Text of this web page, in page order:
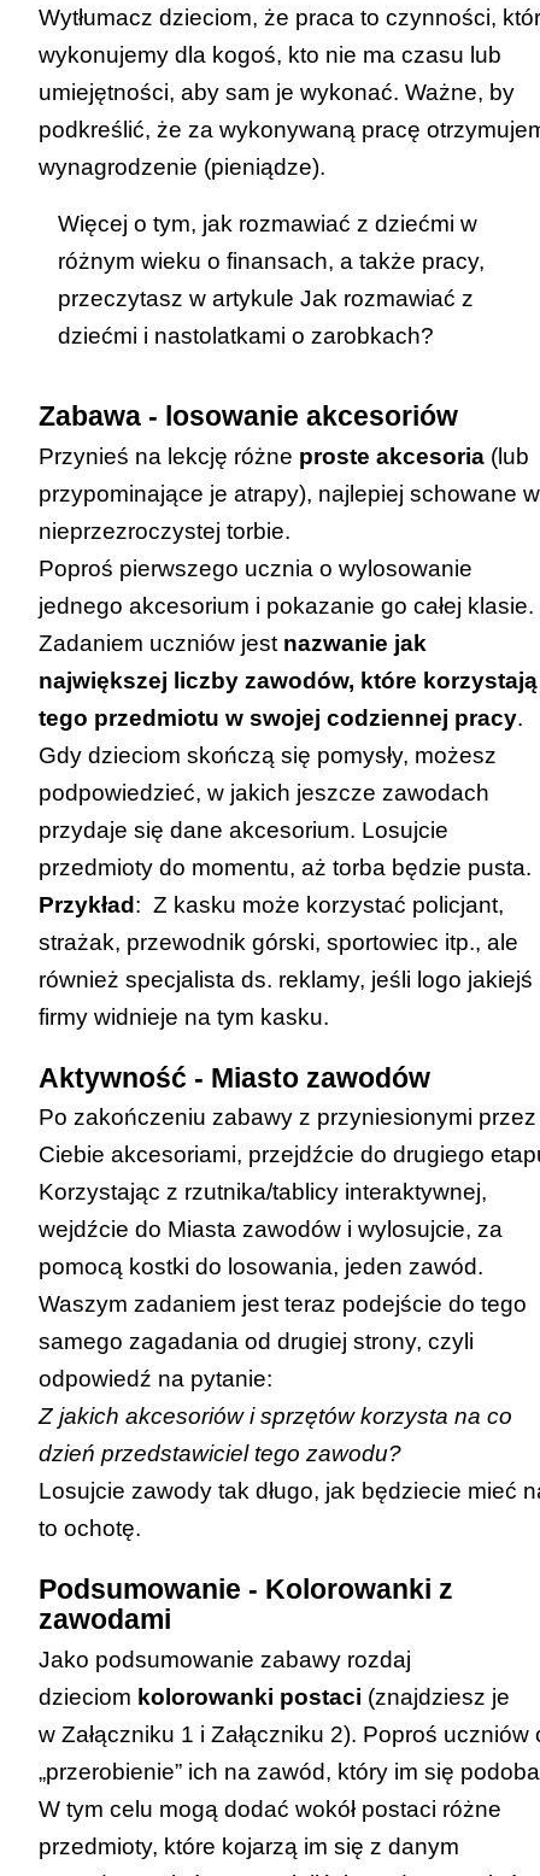
i niekonwencjonalny (2.4).
w którym funkcjonuje (2.4);
posługuje się przyborami i narzędziami
zgodnie z ich przeznaczeniem oraz w
sposób twórczy i niekonwencjonalny
(2.6).
Wytłumacz dzieciom, że praca to czynności,
wykonujemy dla kogoś, kto nie ma czasu lub
umiejętności, aby sam je wykonać. Ważne, by
podkreślić, że za wykonywaną pracę
wynagrodzenie (pieniądze).
Więcej o tym, jak rozmawiać z dziećmi w
różnym wieku o finansach, a także pracy,
przeczytasz w artykule Jak rozmawiać z
dziećmi i nastolatkami o zarobkach?
Zabawa - losowanie akcesoriów
Przynieś na lekcję różne proste akcesoria (lub
przypominające je atrapy), najlepiej schowane w
nieprzezroczystej torbie.
Poproś pierwszego ucznia o wylosowanie
jednego akcesorium i pokazanie go całej klasie.
Zadaniem uczniów jest nazwanie jak
największej liczby zawodów, które
tego przedmiotu w swojej codziennej pracy.
Gdy dzieciom skończą się pomysły, możesz
podpowiedzieć, w jakich jeszcze zawodach
przydaje się dane akcesorium. Losujcie
przedmioty do momentu, aż torba będzie pusta.
Przykład: Z kasku może korzystać policjant,
strażak, przewodnik górski, sportowiec itp., ale
również specjalista ds. reklamy, jeśli logo jakiejś
firmy widnieje na tym kasku.
Aktywność - Miasto zawodów
Po zakończeniu zabawy z przyniesionymi przez
Ciebie akcesoriami, przejdźcie do drugiego
Korzystając z rzutnika/tablicy interaktywnej,
wejdźcie do Miasta zawodów i wylosujcie, za
pomocą kostki do losowania, jeden zawód.
Waszym zadaniem jest teraz podejście do tego
samego zagadania od drugiej strony, czyli
odpowiedź na pytanie:
Z jakich akcesoriów i sprzętów korzysta na co
dzień przedstawiciel tego zawodu?
Losujcie zawody tak długo, jak będziecie mieć
to ochotę.
Podsumowanie - Kolorowanki z
zawodami
Jako podsumowanie zabawy rozdaj
dzieciom kolorowanki postaci (znajdziesz je
w Załączniku 1 i Załączniku 2). Poproś uczniów
„przerobienie” ich na zawód, który im się
W tym celu mogą dodać wokół postaci różne
przedmioty, które kojarzą im się z danym